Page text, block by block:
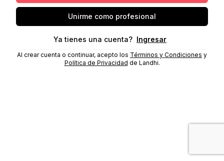
Unirme como profesional
Ya tienes una cuenta? Ingresar
Al crear cuenta o continuar, acepto los Términos y Condiciones y
Política de Privacidad de Landhi.